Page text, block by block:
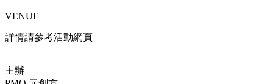
VENUE
詳情請參考活動網頁
主辦